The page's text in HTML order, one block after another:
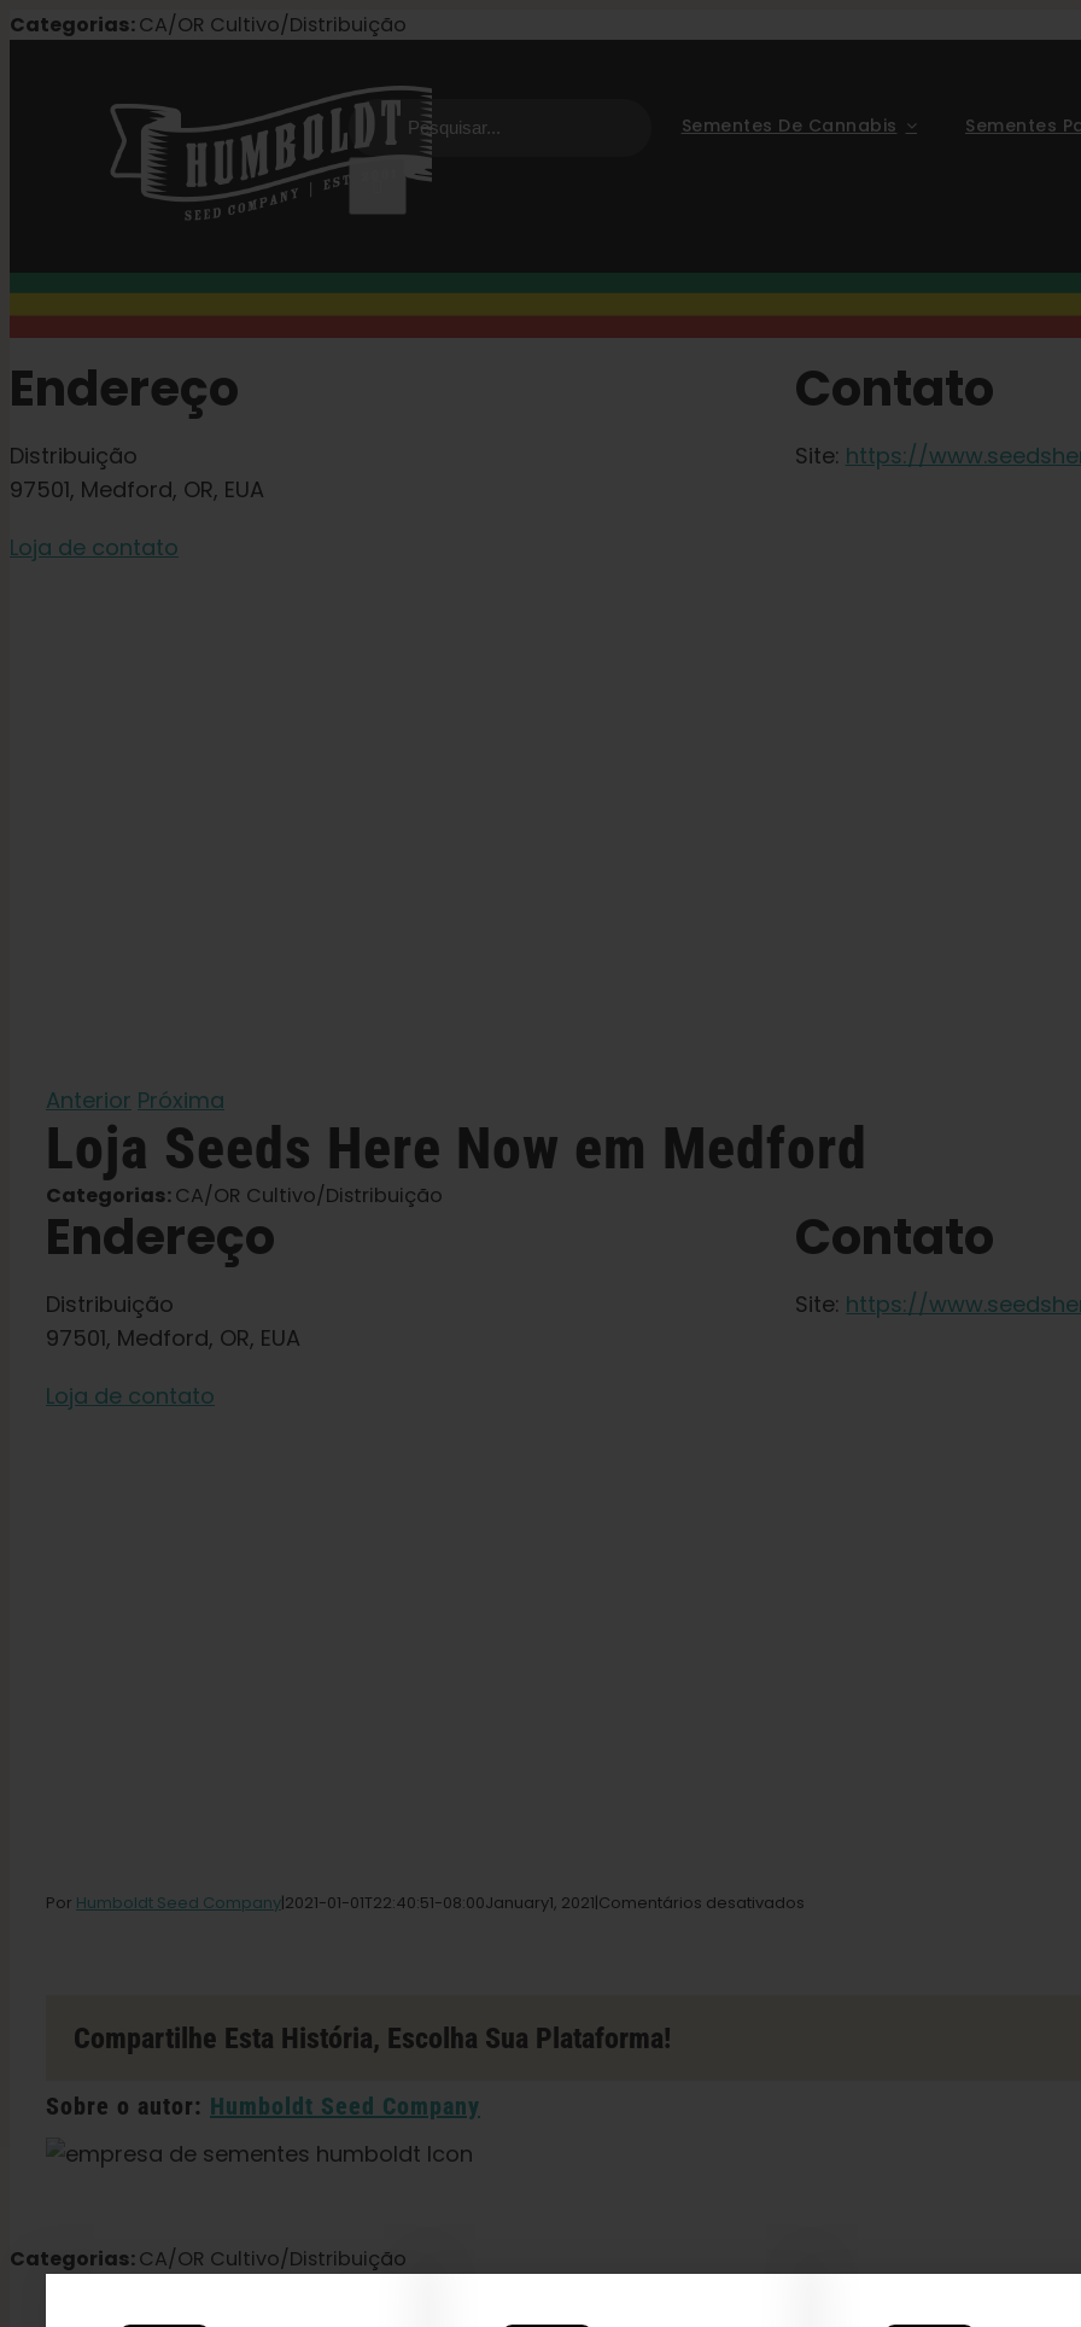
Pular
conteúdo
Categorias:CA/OR Cultivo/Distribuição
Procurar
por:
Sementes De Cannabis Sementes
Endereço
Distribuição
97501, Medford, OR, EUA
Contato
Site: https://
Loja de contato
Anterior Próxima
Loja Seeds Here Now em Medford
Categorias:CA/OR Cultivo/Distribuição
Endereço
Distribuição
97501, Medford, OR, EUA
Contato
Site: https://
Loja de contato
Por Humboldt Seed Company|2021-01-01T22:40:51-08:00January1, 2021|Comentários desativados
Compartilhe Esta História, Escolha Sua Plataforma!
Sobre o autor: Humboldt Seed Company
Categorias:CA/OR Cultivo/Distribuição